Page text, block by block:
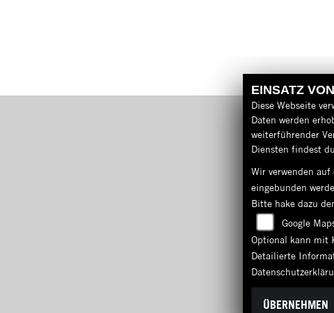
EINSATZ
Diese Webseite
Daten werden
weiterführender
Diensten findest
Wir verwenden
eingebunden
Bitte hake dazu
Google
Optional kann mit
Detailierte
ÜBERNEHMEN